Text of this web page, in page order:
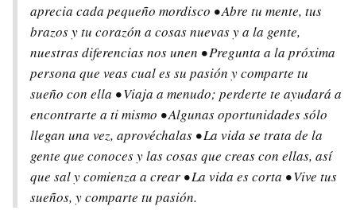
aprecia cada pequeño mordisco • Abre tu mente, tus
brazos y tu corazón a cosas nuevas y a la gente,
nuestras diferencias nos unen • Pregunta a la próxima
persona que veas cual es su pasión y comparte tu
sueño con ella • Viaja a menudo; perderte te ayudará a
encontrarte a ti mismo • Algunas oportunidades sólo
llegan una vez, aprovéchalas • La vida se trata de la
gente que conoces y las cosas que creas con ellas, así
que sal y comienza a crear • La vida es corta • Vive tus
sueños, y comparte tu pasión.